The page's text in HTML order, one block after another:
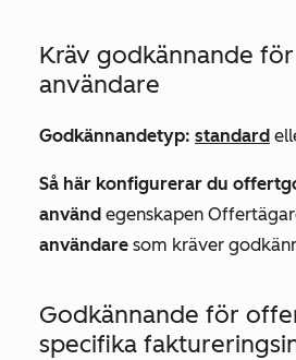
Kräv godkännande
användare
Godkännandetyp: standard
Så här konfigurerar du
använd egenskapen
användare som kräver
Godkännande för
specifika